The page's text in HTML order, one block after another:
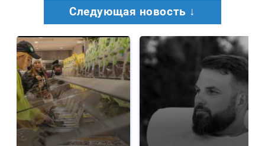
Следующая новость ↓